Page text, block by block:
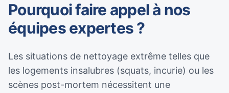
Pourquoi faire appel à nos
équipes expertes ?
Les situations de nettoyage extrême telles que
les logements insalubres (squats, incurie) ou les
scènes post-mortem nécessitent une